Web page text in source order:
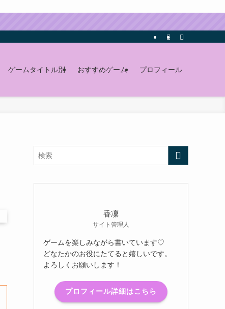
ゲームタイトル別 おすすめゲーム プロフィール
香凜
サイト管理人
ゲームを楽しみながら書いています♡
どなたかのお役にたてると嬉しいです。
よろしくお願いします！
プロフィール詳細はこちら